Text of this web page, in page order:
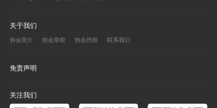
关于我们
协会简介 协会章程 协会历程 联系我们
免责声明
关注我们